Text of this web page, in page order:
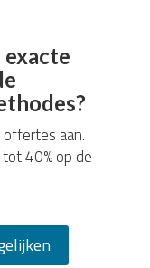
exacte
offertes aan.
40% op de